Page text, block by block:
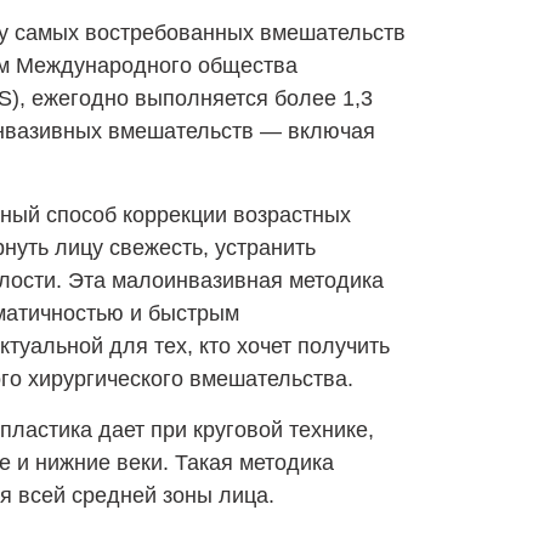
самых востребованных вмешательств
Международного общества
ежегодно выполняется более 1,3
вмешательств — включая
способ коррекции возрастных
лицу свежесть, устранить
Эта малоинвазивная методика
и быстрым
для тех, кто хочет получить
хирургического вмешательства.
дает при круговой технике,
и нижние веки. Такая методика
всей средней зоны лица.